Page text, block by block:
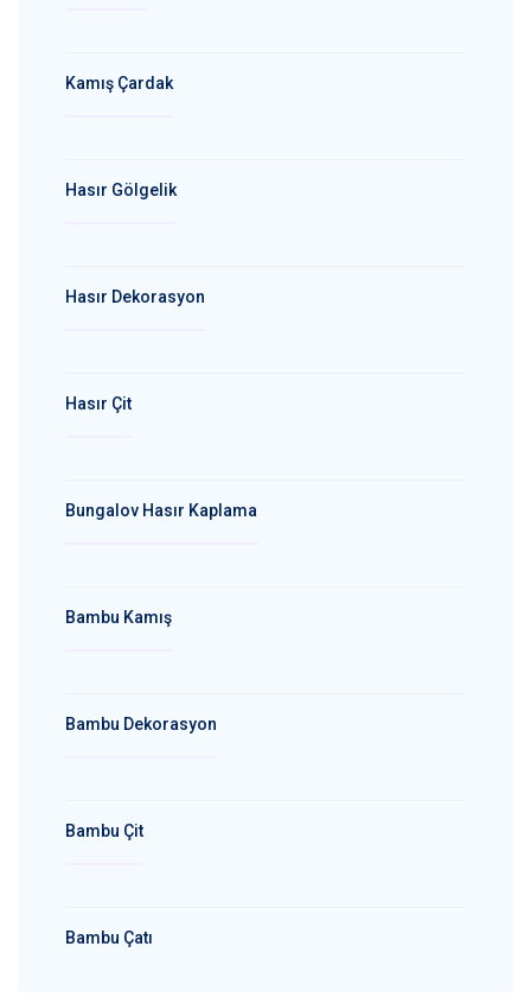
Kamış Çardak
Hasır Gölgelik
Hasır Dekorasyon
Hasır Çit
Bungalov Hasır Kaplama
Bambu Kamış
Bambu Dekorasyon
Bambu Çit
Bambu Çatı